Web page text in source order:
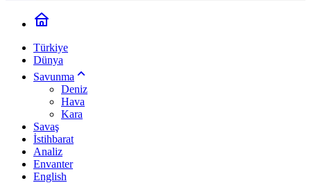
Türkiye
Dünya
Savunma
Deniz
Hava
Kara
Savaş
İstihbarat
Analiz
Envanter
English